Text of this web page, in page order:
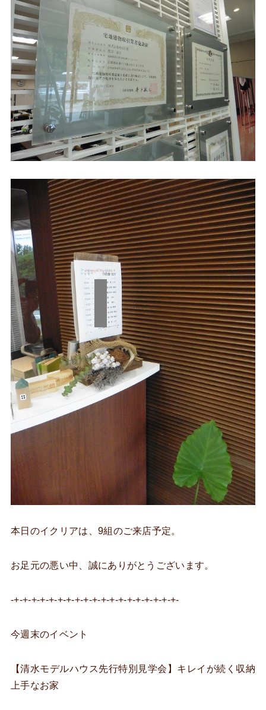
本日のイクリアは、9組のご来店予定。
お足元の悪い中、誠にありがとうございます。
-+-+-+-+-+-+-+-+-+-+-+-+-+-+-+-+-+-+-+-
今週末のイベント
【清水モデルハウス先行特別見学会】キレイが続く収納
上手なお家